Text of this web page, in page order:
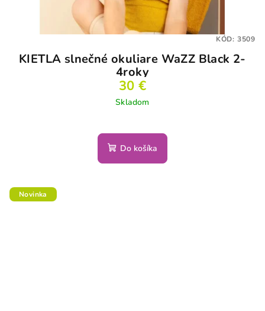
KIETLA slnečné okuliare WaZZ Black 2-
4roky
30 €
Skladom
Do košíka
KÓD: 3509
Novinka